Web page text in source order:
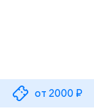
от 2000 ₽